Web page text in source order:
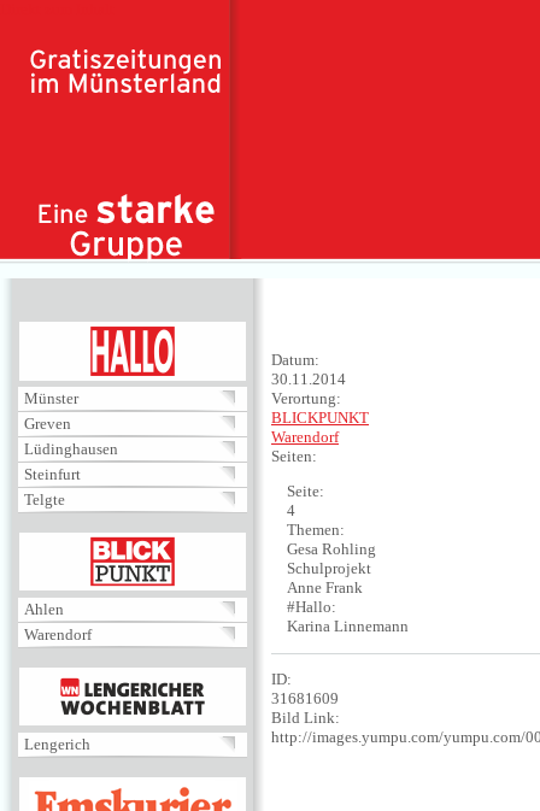
Münster
Greven
Lüdinghausen
Steinfurt
Telgte
BLICKPUNKT
Ahlen
Warendorf
MENÜ
Lengerich
EMSKURIER
Datum:
30.11.2014
Verortung:
BLICKPUNKT
Warendorf
Seiten:
Seite:
4
Themen:
Gesa Rohling
Schulprojekt
Anne Frank
#Hallo:
Karina Linnemann
ID:
31681609
Bild Link:
http://images.yumpu.com/yumpu.com/